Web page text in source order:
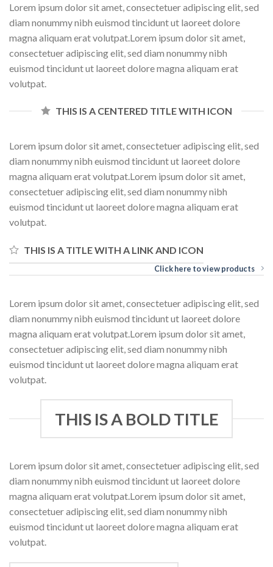
Lorem ipsum dolor sit amet, consectetuer adipiscing elit, sed
diam nonummy nibh euismod tincidunt ut laoreet dolore
magna aliquam erat volutpat.Lorem ipsum dolor sit amet,
consectetuer adipiscing elit, sed diam nonummy nibh
euismod tincidunt ut laoreet dolore magna aliquam erat
volutpat.
THIS IS A CENTERED TITLE WITH ICON
Lorem ipsum dolor sit amet, consectetuer adipiscing elit, sed
diam nonummy nibh euismod tincidunt ut laoreet dolore
magna aliquam erat volutpat.Lorem ipsum dolor sit amet,
consectetuer adipiscing elit, sed diam nonummy nibh
euismod tincidunt ut laoreet dolore magna aliquam erat
volutpat.
THIS IS A TITLE WITH A LINK AND ICON
Click here to view products
Lorem ipsum dolor sit amet, consectetuer adipiscing elit, sed
diam nonummy nibh euismod tincidunt ut laoreet dolore
magna aliquam erat volutpat.Lorem ipsum dolor sit amet,
consectetuer adipiscing elit, sed diam nonummy nibh
euismod tincidunt ut laoreet dolore magna aliquam erat
volutpat.
THIS IS A BOLD TITLE
Lorem ipsum dolor sit amet, consectetuer adipiscing elit, sed
diam nonummy nibh euismod tincidunt ut laoreet dolore
magna aliquam erat volutpat.Lorem ipsum dolor sit amet,
consectetuer adipiscing elit, sed diam nonummy nibh
euismod tincidunt ut laoreet dolore magna aliquam erat
volutpat.